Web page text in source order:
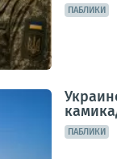
ПАБЛИКИ
ПАБЛИКИ